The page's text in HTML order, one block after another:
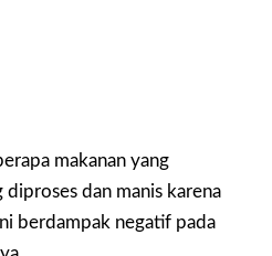
makanan yang
diproses dan manis karena
berdampak negatif pada